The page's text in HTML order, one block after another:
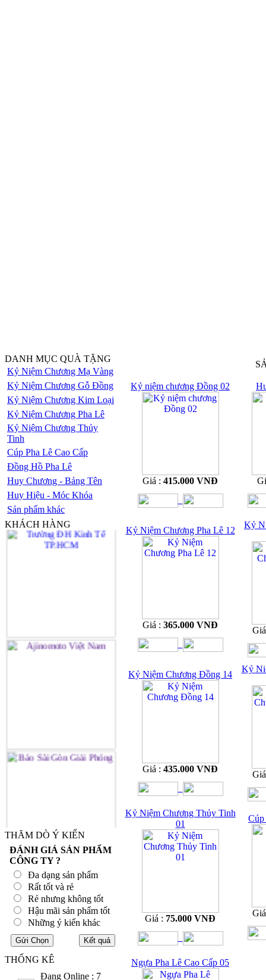
DANH MỤC QUÀ TẶNG
Kỷ Niệm Chương Mạ Vàng
Kỷ Niệm Chương Gỗ Đồng
Kỷ Niệm Chương Kim Loại
Kỷ Niệm Chương Pha Lê
Kỷ Niệm Chương Thủy
Tinh
Cúp Pha Lê Cao Cấp
Đồng Hồ Pha Lê
Huy Chương - Bảng Tên
Huy Hiệu - Móc Khóa
Sản phẩm khác
KHÁCH HÀNG
THĂM DÒ Ý KIẾN
ĐÁNH GIÁ SẢN PHẨM
CÔNG TY ?
Đa dạng sản phẩm
Rất tốt và rẻ
Rẻ nhưng không tốt
Hậu mãi sản phẩm tốt
Những ý kiến khác
THỐNG KÊ
Đang Online : 7
Kỷ niệm chương Đồng 02
Giá : 415.000 VNĐ
Kỷ Niệm Chương Pha Lê 12
Giá : 365.000 VNĐ
Kỷ
Kỷ Niệm Chương Đồng 14
Giá : 435.000 VNĐ
Kỷ
Kỷ Niệm Chương Thủy Tinh
01
Giá : 75.000 VNĐ
Cúp
Ngựa Pha Lê Cao Cấp 05